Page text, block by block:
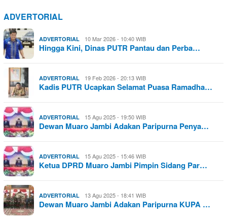
ADVERTORIAL
ADVERTORIAL 10 Mar 2026 - 10:40 WIB
Hingga Kini, Dinas PUTR Pantau dan Perba…
ADVERTORIAL 19 Feb 2026 - 20:13 WIB
Kadis PUTR Ucapkan Selamat Puasa Ramadha…
ADVERTORIAL 15 Agu 2025 - 19:50 WIB
Dewan Muaro Jambi Adakan Paripurna Penya…
ADVERTORIAL 15 Agu 2025 - 15:46 WIB
Ketua DPRD Muaro Jambi Pimpin Sidang Par…
ADVERTORIAL 13 Agu 2025 - 18:41 WIB
Dewan Muaro Jambi Adakan Paripurna KUPA …